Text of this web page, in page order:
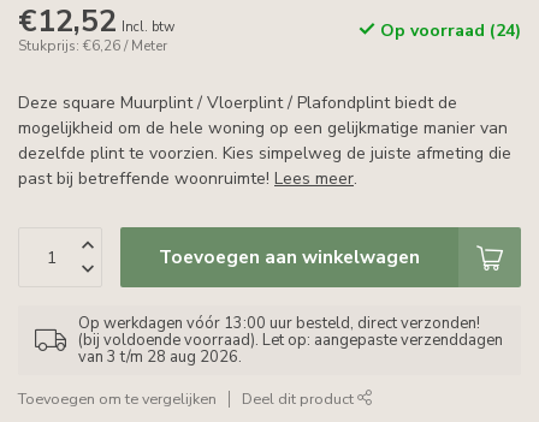
€12,52 Incl. btw
Stukprijs: €6,26 / Meter
Op voorraad (24)
Deze square Muurplint / Vloerplint / Plafondplint biedt de
mogelijkheid om de hele woning op een gelijkmatige manier van
dezelfde plint te voorzien. Kies simpelweg de juiste afmeting die
past bij betreffende woonruimte! Lees meer.
Toevoegen aan winkelwagen
Op werkdagen vóór 13:00 uur besteld, direct verzonden!
(bij voldoende voorraad). Let op: aangepaste verzenddagen
van 3 t/m 28 aug 2026.
Toevoegen om te vergelijken Deel dit product